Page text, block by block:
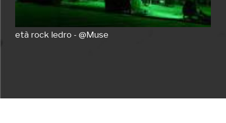
età rock ledro - @Muse